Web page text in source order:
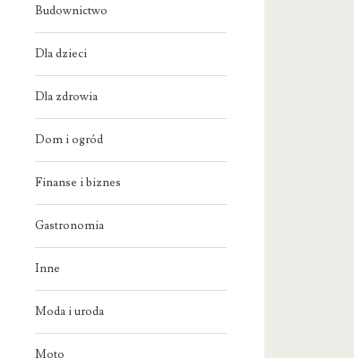
Budownictwo
Dla dzieci
Dla zdrowia
Dom i ogród
Finanse i biznes
Gastronomia
Inne
Moda i uroda
Moto